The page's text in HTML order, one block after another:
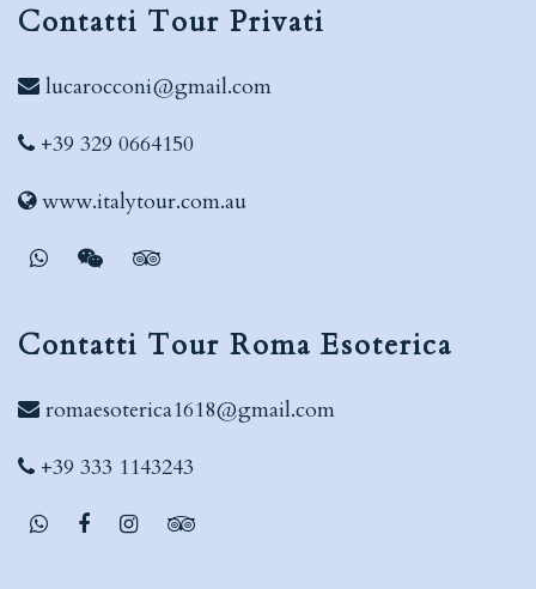
Contatti Tour Privati
lucarocconi@gmail.com
+39 329 0664150
www.italytour.com.au
Contatti Tour Roma Esoterica
romaesoterica1618@gmail.com
+39 333 1143243